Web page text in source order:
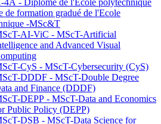
4A - Diplôme de l'Ecole polytechnique
de formation gradué de l'Ecole
-MSc&T
AI-ViC - MScT-Artificial
and Advanced Visual
CyS - MScT-Cybersecurity (CyS)
DDDF - MScT-Double Degree
and Finance (DDDF)
DEPP - MScT-Data and Economics
Public Policy (DEPP)
DSB - MScT-Data Science for